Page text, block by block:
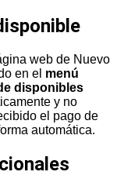
web de Nuevo
en el menú
disponibles
y no
el pago de
automática.